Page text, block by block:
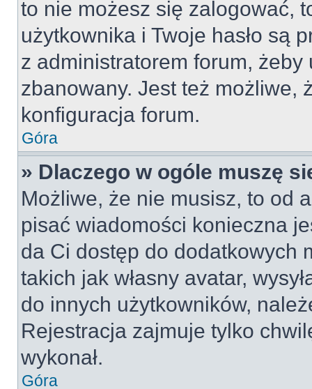
to nie możesz się zalogować,
użytkownika i Twoje hasło są
z administratorem forum, żeby
zbanowany. Jest też możliwe,
konfiguracja forum.
Góra
» Dlaczego w ogóle muszę
Możliwe, że nie musisz, to od
pisać wiadomości konieczna
da Ci dostęp do dodatkowych
takich jak własny avatar,
do innych użytkowników,
Rejestracja zajmuje tylko
wykonał.
Góra